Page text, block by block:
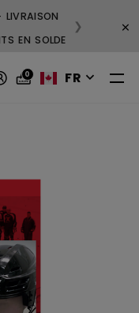
EN SOLDE
❯ ×
0 FR